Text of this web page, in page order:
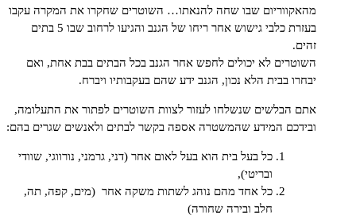
שבו שחה להנאתו… השוטרים שחקרו את המקרה עקבו
בעזרת כלבי גישוש אחר ריחו של הגנב והגיעו לרחוב שבו 5 בתים
לא יכולים לחפש אחר הגנב בכל הבתים בבת אחת, ואם
בבית הלא נכון, הגנב ידע שהם בעקבותיו ויברח.
הבלשים שנשלחו לעזור לצוות השוטרים לפתור את התעלומה,
המידע שהמשטרה אספה בקשר לבתים ולאנשים שגרים בהם:
כל בעל בית הוא בעל לאום אחר (דני, גרמני, נורווגי, שוודי
כל אחד מהם נוהג לשתות משקה אחר (מים, קפה, תה,
חלב ובירה שחורה)